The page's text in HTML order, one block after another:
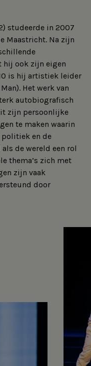
studeerde in 2007
Maastricht. Na zijn
hij ook zijn eigen
is hij artistiek leider
Het werk van
autobiografisch
zijn persoonlijke
te maken waarin
en de
de wereld een rol
thema’s zich met
zijn vaak
door